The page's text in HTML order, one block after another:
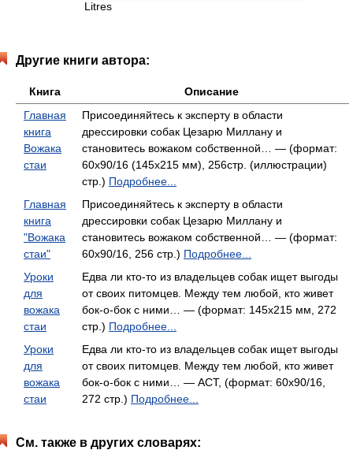
Litres
Другие книги автора:
Книга
Описание
Главная
книга
Вожака
стаи
Присоединяйтесь к эксперту в области
дрессировки собак Цезарю Миллану и
становитесь вожаком собственной… — (формат:
60x90/16 (145х215 мм), 256стр. (иллюстрации)
стр.) Подробнее...
Главная
книга
"Вожака
стаи"
Присоединяйтесь к эксперту в области
дрессировки собак Цезарю Миллану и
становитесь вожаком собственной… — (формат:
60x90/16, 256 стр.) Подробнее...
Уроки
для
вожака
стаи
Едва ли кто-то из владельцев собак ищет выгоды
от своих питомцев. Между тем любой, кто живет
бок-о-бок с ними… — (формат: 145х215 мм, 272
стр.) Подробнее...
Уроки
для
вожака
стаи
Едва ли кто-то из владельцев собак ищет выгоды
от своих питомцев. Между тем любой, кто живет
бок-о-бок с ними… — АСТ, (формат: 60x90/16,
272 стр.) Подробнее...
См. также в других словарях: